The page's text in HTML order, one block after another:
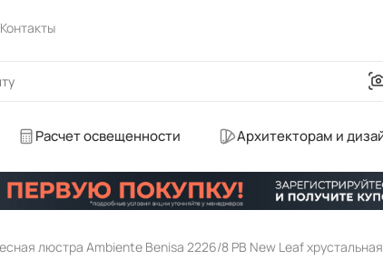
Контакты
Расчет освещенности Архитекторам и